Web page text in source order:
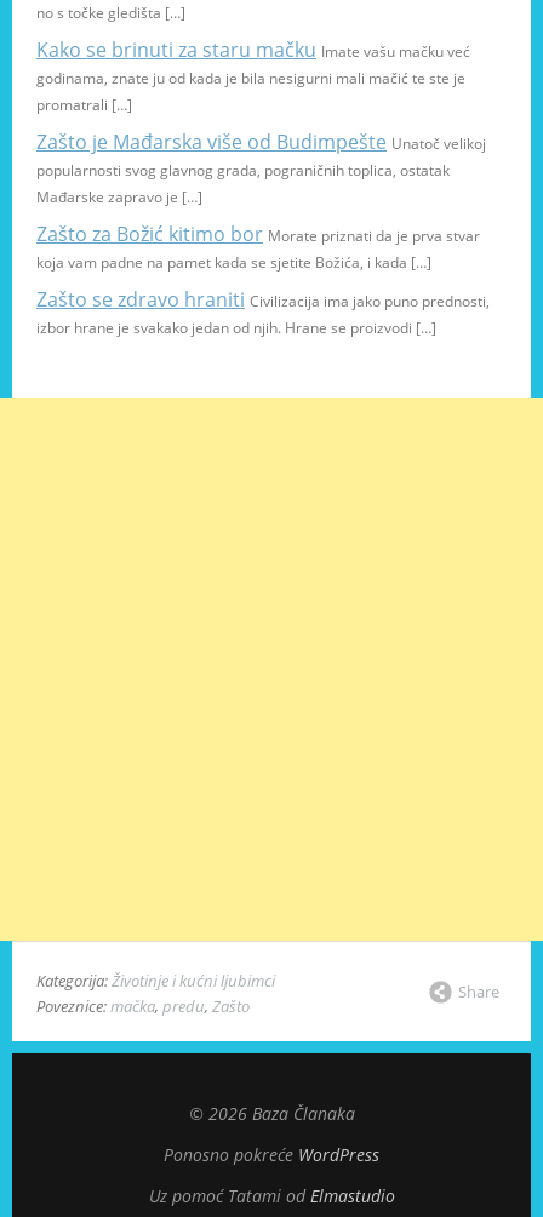
no s točke gledišta […]
Kako se brinuti za staru mačku Imate vašu mačku već
godinama, znate ju od kada je bila nesigurni mali mačić te ste je
promatrali […]
Zašto je Mađarska više od Budimpešte Unatoč velikoj
popularnosti svog glavnog grada, pograničnih toplica, ostatak
Mađarske zapravo je […]
Zašto za Božić kitimo bor Morate priznati da je prva stvar
koja vam padne na pamet kada se sjetite Božića, i kada […]
Zašto se zdravo hraniti Civilizacija ima jako puno prednosti,
izbor hrane je svakako jedan od njih. Hrane se proizvodi […]
Kategorija:Životinje i kućni ljubimci
Poveznice:mačka, predu, Zašto
Share
© 2026 Baza Članaka
Ponosno pokreće WordPress
Uz pomoć Tatami od Elmastudio